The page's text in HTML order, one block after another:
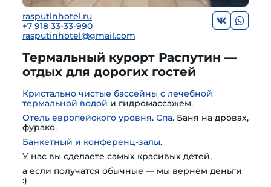
rasputinhotel.ru
+7 918 33-33-990
rasputinhotel@gmail.com
Термальный курорт Распутин —
отдых для дорогих гостей
Кристально чистые бассейны с лечебной
термальной водой и гидромассажем.
Отель европейского уровня. Спа. Баня на дровах,
фурако.
Банкетный и конференц-залы.
У нас вы сделаете самых красивых детей,
а если получатся обычные — мы вернём деньги
:)